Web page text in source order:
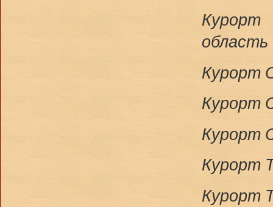
Курорт
область
Курорт
Курорт
Курорт
Курорт
Курорт